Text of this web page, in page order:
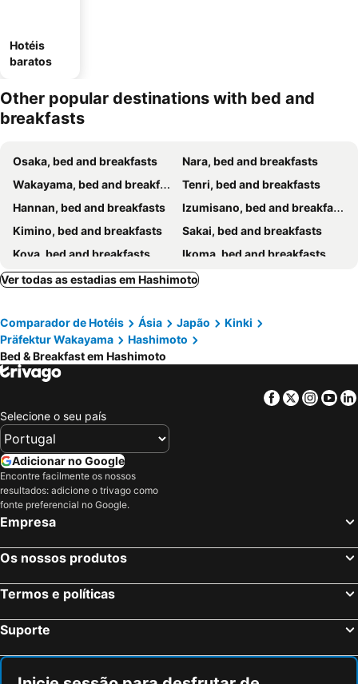
Hotéis
baratos
Other popular destinations with bed and
breakfasts
Osaka, bed and breakfasts
Nara, bed and breakfasts
Wakayama, bed and breakfasts
Tenri, bed and breakfasts
Hannan, bed and breakfasts
Izumisano, bed and breakfasts
Kimino, bed and breakfasts
Sakai, bed and breakfasts
Koya, bed and breakfasts
Ikoma, bed and breakfasts
Oyodo, bed and breakfasts
Kadoma, bed and breakfasts
Higashiosaka, bed and breakfasts
Asuka, bed and breakfasts
Totsukawa, bed and breakfasts
Gojo, bed and breakfasts
Kanmaki, bed and breakfasts
Kainan, bed and breakfasts
Yamatotakada, bed and breakfasts
Tenkawa, bed and breakfasts
Ver todas as estadias em Hashimoto
Comparador de Hotéis Ásia Japão
Kinki
Präfektur Wakayama
Hashimoto
Bed & Breakfast em Hashimoto
Facebook
Twitter
Selecione o seu país
Adicionar no Google
Encontre facilmente os nossos
resultados: adicione o trivago como
fonte preferencial no Google.
Empresa
Os nossos produtos
Termos e políticas
Suporte